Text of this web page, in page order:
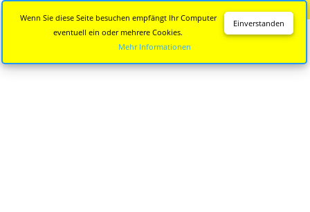
Einverstanden
Wenn Sie diese Seite besuchen empfängt Ihr Computer
eventuell ein oder mehrere Cookies.
Mehr Informationen